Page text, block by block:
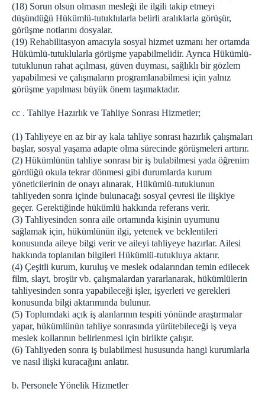
(18) Sorun olsun olmasın mesleği ile ilgili takip etmeyi
düşündüğü Hükümlü-tutuklularla belirli aralıklarla görüşür,
görüşme notlarını dosyalar.
(19) Rehabilitasyon amacıyla sosyal hizmet uzmanı her ortamda
Hükümlü-tutuklularla görüşme yapabilmelidir. Ayrıca Hükümlü-
tutuklunun rahat açılması, güven duyması, sağlıklı bir gözlem
yapabilmesi ve çalışmaların programlanabilmesi için yalnız
görüşme yapılması büyük önem taşımaktadır.
cc . Tahliye Hazırlık ve Tahliye Sonrası Hizmetler;
(1) Tahliyeye en az bir ay kala tahliye sonrası hazırlık çalışmaları
başlar, sosyal yaşama adapte olma sürecinde görüşmeleri arttırır.
(2) Hükümlünün tahliye sonrası bir iş bulabilmesi yada öğrenim
gördüğü okula tekrar dönmesi gibi durumlarda kurum
yöneticilerinin de onayı alınarak, Hükümlü-tutuklunun
tahliyeden sonra içinde bulunacağı sosyal çevresi ile ilişkiye
geçer. Gerektiğinde hükümlü hakkında referans verir.
(3) Tahliyesinden sonra aile ortamında kişinin uyumunu
sağlamak için, hükümlünün ilgi, yetenek ve beklentileri
konusunda aileye bilgi verir ve aileyi tahliyeye hazırlar. Ailesi
hakkında toplanılan bilgileri Hükümlü-tutukluya aktarır.
(4) Çeşitli kurum, kuruluş ve meslek odalarından temin edilecek
film, slayt, broşür vb. çalışmalardan yararlanarak, hükümlülerin
tahliyesinden sonra yapabileceği işler, işyerleri ve gerekleri
konusunda bilgi aktarımında bulunur.
(5) Toplumdaki açık iş alanlarının tespiti yönünde araştırmalar
yapar, hükümlünün tahliye sonrasında yürütebileceği iş veya
meslek kollarının belirlenmesi için birlikte çalışır.
(6) Tahliyeden sonra iş bulabilmesi hususunda hangi kurumlarla
ve nasıl ilişki kuracağını anlatır.
b. Personele Yönelik Hizmetler